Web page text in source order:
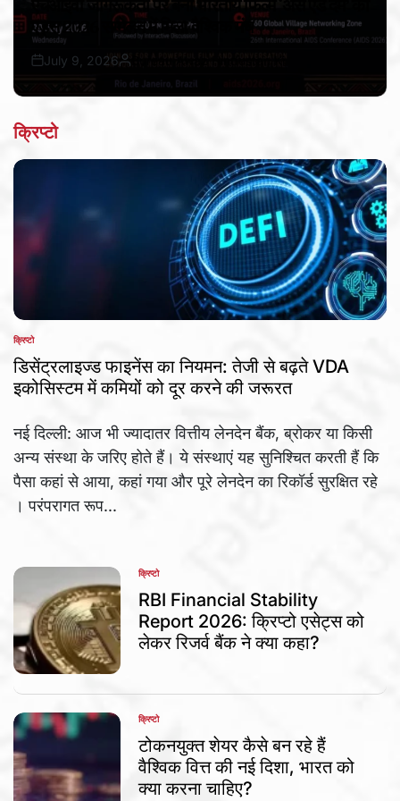
एड्स 2026 सम्मेलन में मिला वैश्विक मंच
Post
July 9, 2026
By:
क्रिप्टो
POSTED
IN
क्रिप्टो
डिसेंट्रलाइज्ड फाइनेंस का नियमन: तेजी से बढ़ते VDA
इकोसिस्टम में कमियों को दूर करने की जरूरत
नई दिल्ली: आज भी ज्यादातर वित्तीय लेनदेन बैंक, ब्रोकर या किसी
अन्य संस्था के जरिए होते हैं। ये संस्थाएं यह सुनिश्चित करती हैं कि
पैसा कहां से आया, कहां गया और पूरे लेनदेन का रिकॉर्ड सुरक्षित रहे
। परंपरागत रूप...
POSTED
IN
क्रिप्टो
RBI Financial Stability
Report 2026: क्रिप्टो एसेट्स को
लेकर रिजर्व बैंक ने क्या कहा?
POSTED
IN
क्रिप्टो
टोकनयुक्त शेयर कैसे बन रहे हैं
वैश्विक वित्त की नई दिशा, भारत को
क्या करना चाहिए?